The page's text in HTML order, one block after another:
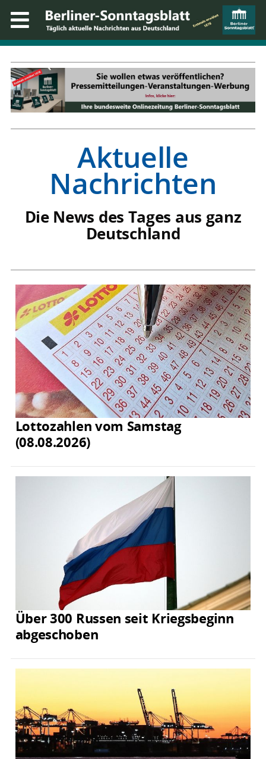
Aktuelle
Nachrichten
Die News des Tages aus ganz
Deutschland
Lottozahlen vom Samstag
(08.08.2026)
Über 300 Russen seit Kriegsbeginn
abgeschoben